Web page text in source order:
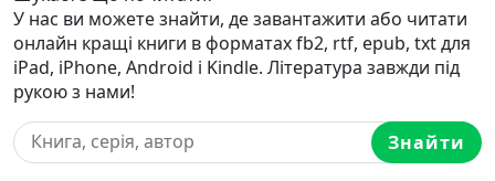
У нас ви можете знайти, де завантажити або читати
онлайн кращі книги в форматах fb2, rtf, epub, txt для
iPad, iPhone, Android і Kindle. Література завжди під
рукою з нами!
Знайти